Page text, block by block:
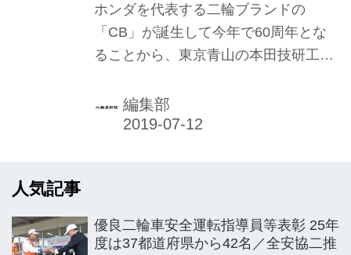
トークショーも開催
ホンダを代表する二輪ブランドの
「CB」が誕生して今年で60周年とな
ることから、東京青山の本田技研工業
山では特別展示「CBと駆け抜けた時
代」展が6月24日まで展開された。期
編集部
人気記事
優良二輪車安全運転指導員等表彰 25年
度は37都道府県から42名／全安協二推